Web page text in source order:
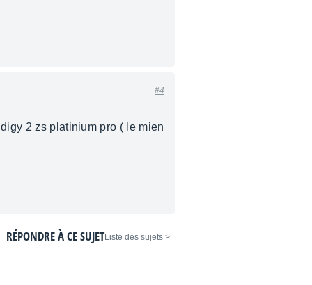
#4
2 zs platinium pro ( le mien
< Liste des sujets
RÉPONDRE À CE SUJET